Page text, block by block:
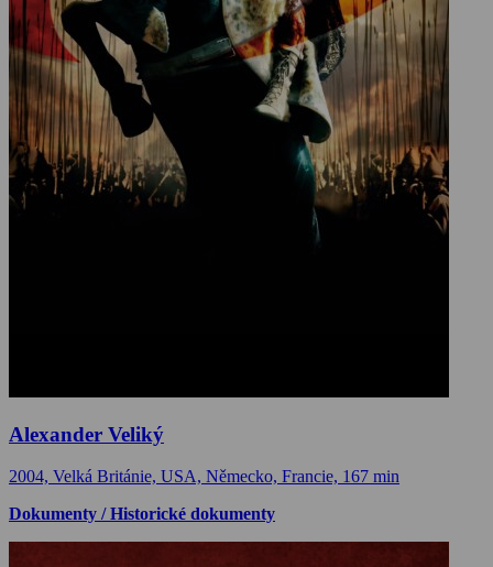
Alexander Veliký
2004, Velká Británie, USA, Německo, Francie, 167 min
Dokumenty / Historické dokumenty